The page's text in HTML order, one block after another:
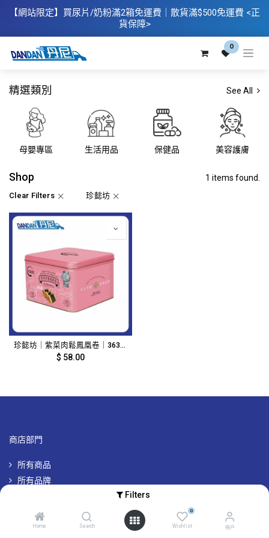
Filters
Home Search
0
Wishlist 帳戶
【網站限定】 買尿片/奶粉滿2箱免運費｜散​貨滿$500免運費 <正
貨保障>
0
精選類別 See All
母嬰專區 生活用品 保健品 美容護膚
Shop 1 items found.
Clear Filters 珍懿坊
珍懿坊｜紫菜肉鬆鳳凰卷｜363g｜10828
$ 58.00
商店部門
所有商品
所有品牌
帳戶及其他資訊